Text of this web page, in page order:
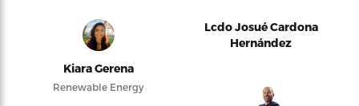
Kiara Gerena
Renewable Energy
Lcdo Josué Cardona
Hernández